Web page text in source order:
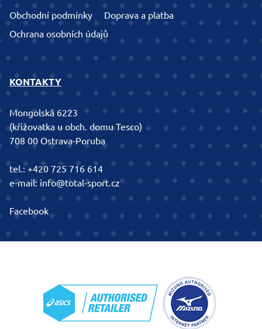
Obchodní podmínky
Doprava a platba
Ochrana osobních údajů
KONTAKTY
Mongolská 6223
(křižovatka u obch. domu Tesco)
708 00 Ostrava-Poruba
tel.:+420 725 716 614
e-mail: info@total-sport.cz
Facebook